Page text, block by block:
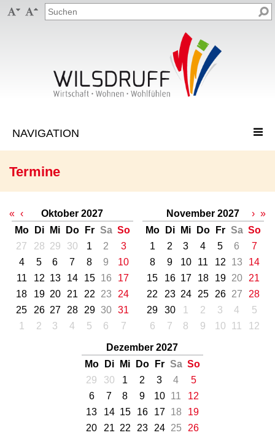
 
Termine
« ‹
Oktober 2027
Mo
Di Mi Do Fr Sa So
27
28 29 30 1 2
3
4
5 6 7 8 9
10
11
12 13 14 15 16
17
18
19 20 21 22 23
24
25
26 27 28 29 30
31
1
2 3 4 5 6 7
November 2027
Mo
Di Mi Do Fr Sa So
1
2 3 4 5 6
7
8
9 10 11 12 13
14
15
16 17 18 19 20
21
22
23 24 25 26 27
28
29
30 1 2 3 4
5
6
7 8 9 10 11 12
Dezember 2027
Mo
Di Mi Do Fr Sa So
29
30 1 2 3 4
5
6
7 8 9 10 11
12
13
14 15 16 17 18
19
20
21 22 23 24 25
26
› »